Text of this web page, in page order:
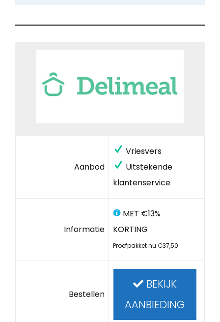
Aanbod
Vriesvers
Uitstekende
klantenservice
Informatie
MET €13%
KORTING
Proefpakket nu €37,50
Bestellen
BEKIJK
AANBIEDING